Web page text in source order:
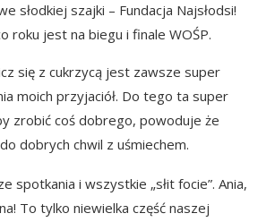
słodkiej szajki – Fundacja Najsłodsi!
roku jest na biegu i finale WOŚP.
się z cukrzycą jest zawsze super
moich przyjaciół. Do tego ta super
zrobić coś dobrego, powoduje że
dobrych chwil z uśmiechem.
spotkania i wszystkie „słit focie”. Ania,
To tylko niewielka część naszej